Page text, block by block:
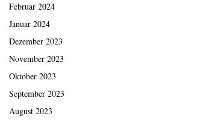
Februar 2024
Januar 2024
Dezember 2023
November 2023
Oktober 2023
September 2023
August 2023